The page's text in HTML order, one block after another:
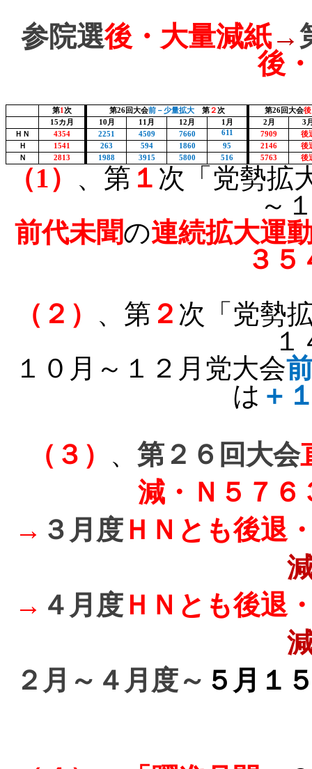
参院選後・大量減紙→
後
第1 次 第26回大会前－少量拡大第２次 第26回大会
15カ月 10 月 11 月 12 月 1 月 2 月 3
ＨＮ
4354 2251 4509 7660 611 7909
後
Ｈ
1541 263 594 1860 95 2146
後
Ｎ
2813 1988 3915 5800 516 5763 後
（1） 、第 １ 次「党勢拡
～
前代未聞の連続拡大運
３５
（２） 、第 ２ 次「党勢
１０月～１２月党大会
は ＋
（３）
、 第２６回大会
減・Ｎ５７６
→ ３月度ＨＮとも後退
→ ４月度ＨＮとも後退
２月～ ４月度～ ５月１